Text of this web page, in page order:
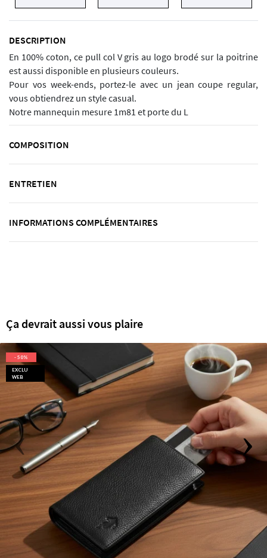
DESCRIPTION
En 100% coton, ce pull col V gris au logo brodé sur la poitrine
est aussi disponible en plusieurs couleurs.
Pour vos week-ends, portez-le avec un jean coupe regular,
vous obtiendrez un style casual.
Notre mannequin mesure 1m81 et porte du L
COMPOSITION
ENTRETIEN
INFORMATIONS COMPLÉMENTAIRES
Ça devrait aussi vous plaire
EXCLU
WEB
- 50%